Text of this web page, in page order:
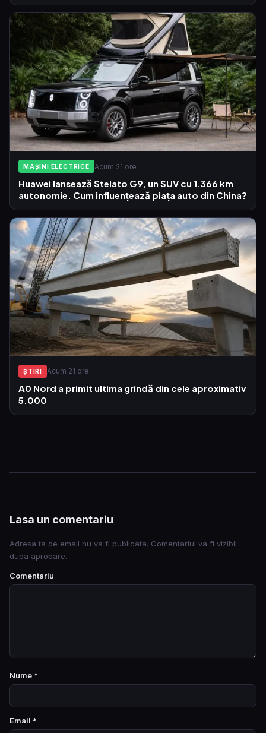
MAȘINI ELECTRICE Acum 21 ore
Huawei lansează Stelato G9, un SUV cu 1.366 km
autonomie. Cum influențează piața auto din China?
ŞTIRI Acum 21 ore
A0 Nord a primit ultima grindă din cele aproximativ
5.000
Lasa un comentariu
Adresa ta de email nu va fi publicata. Comentariul va fi vizibil
dupa aprobare.
Comentariu
Nume *
Email *